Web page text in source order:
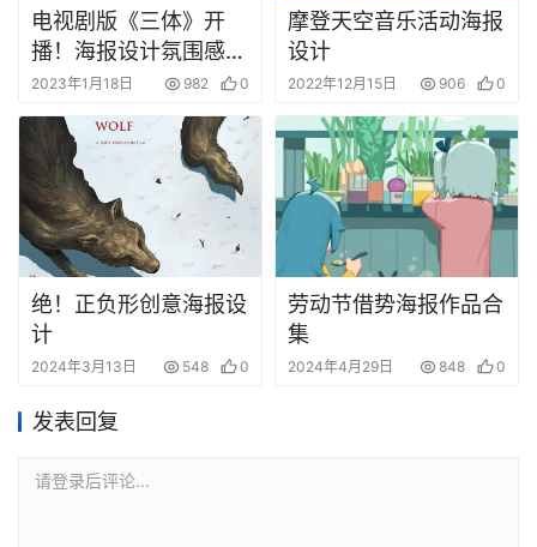
电视剧版《三体》开
播！海报设计氛围感拉
满！
2023年1月18日 982 0
摩登天空音乐活动海报
设计
2022年12月15日 906 0
绝！正负形创意海报设
计
2024年3月13日 548 0
劳动节借势海报作品合
集
2024年4月29日 848 0
发表回复
请登录后评论...